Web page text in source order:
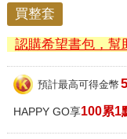
買整套
認購希望書包，幫
預計最高可得金幣 5
HAPPY GO享100累1